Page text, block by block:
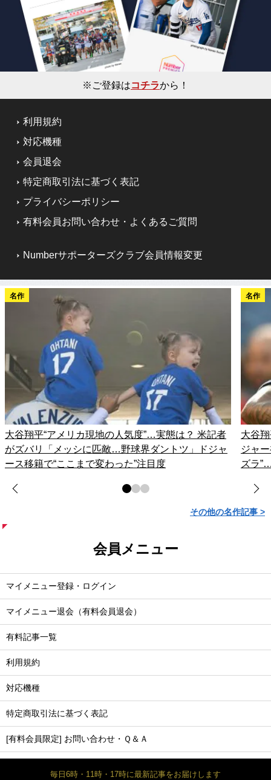
※ご登録はコチラから！
利用規約
対応機種
会員退会
特定商取引法に基づく表記
プライバシーポリシー
有料会員お問い合わせ・よくあるご質問
Numberサポーターズクラブ会員情報変更
名作
大谷翔平“アメリカ現地の人気度”…実態は？ 米記者
がズバリ「メッシに匹敵…野球界ダントツ」ドジャ
ース移籍で“ここまで変わった”注目度
名作
大谷
ジャ
ズラ
その他の名作記事 >
会員メニュー
マイメニュー登録・ログイン
マイメニュー退会（有料会員退会）
有料記事一覧
利用規約
対応機種
特定商取引法に基づく表記
[有料会員限定] お問い合わせ・Ｑ＆Ａ
毎日6時・11時・17時に最新記事をお届けします